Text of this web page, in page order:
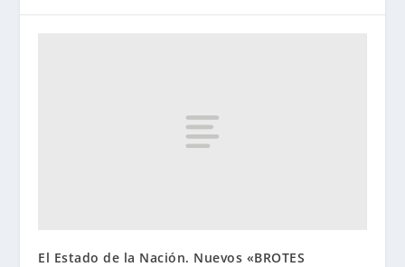
El Estado de la Nación. Nuevos «BROTES